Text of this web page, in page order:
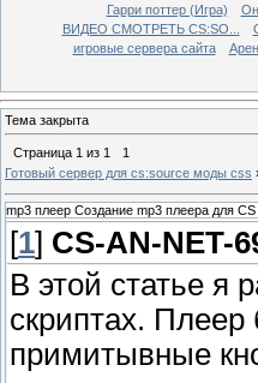
Гарри поттер (Игра)
ВИДЕО СМОТРЕТЬ CS:SO...
игровые сервера сайта
Тема закрыта
Страница 1 из 1
1
Готовый сервер для cs:source моды css
mp3 плеер Создание mp3 плеера для
[1] CS-AN-NET-
В этой статье я
скриптах. Плеер
примитывные